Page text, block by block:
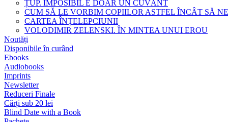
ȚUP. IMPOSIBIL E DOAR UN CUVÂNT
CUM SĂ LE VORBIM COPIILOR ASTFEL ÎNCÂT SĂ
CARTEA ÎNȚELEPCIUNII
VOLODIMIR ZELENSKI. ÎN MINTEA UNUI EROU
Noutăți
Disponibile în curând
Ebooks
Audiobooks
Imprints
Newsletter
Reduceri Finale
Cărți sub 20 lei
Blind Date with a Book